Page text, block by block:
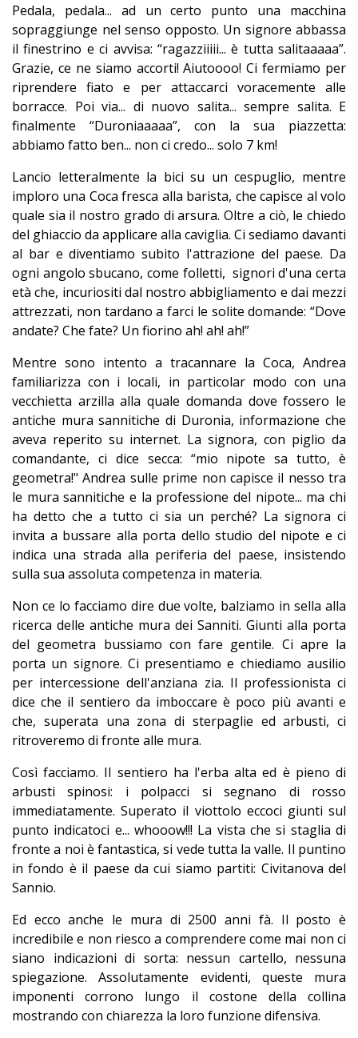
Pedala, pedala... ad un certo punto una macchina
sopraggiunge nel senso opposto. Un signore abbassa
il finestrino e ci avvisa: “ragazziiiii... è tutta salitaaaaa”.
Grazie, ce ne siamo accorti! Aiutoooo! Ci fermiamo per
riprendere fiato e per attaccarci voracemente alle
borracce. Poi via... di nuovo salita... sempre salita. E
finalmente “Duroniaaaaa”, con la sua piazzetta:
abbiamo fatto ben... non ci credo... solo 7 km!
Lancio letteralmente la bici su un cespuglio, mentre
imploro una Coca fresca alla barista, che capisce al volo
quale sia il nostro grado di arsura. Oltre a ciò, le chiedo
del ghiaccio da applicare alla caviglia. Ci sediamo davanti
al bar e diventiamo subito l'attrazione del paese. Da
ogni angolo sbucano, come folletti, signori d'una certa
età che, incuriositi dal nostro abbigliamento e dai mezzi
attrezzati, non tardano a farci le solite domande: “Dove
andate? Che fate? Un fiorino ah! ah! ah!”
Mentre sono intento a tracannare la Coca, Andrea
familiarizza con i locali, in particolar modo con una
vecchietta arzilla alla quale domanda dove fossero le
antiche mura sannitiche di Duronia, informazione che
aveva reperito su internet. La signora, con piglio da
comandante, ci dice secca: “mio nipote sa tutto, è
geometra!" Andrea sulle prime non capisce il nesso tra
le mura sannitiche e la professione del nipote... ma chi
ha detto che a tutto ci sia un perché? La signora ci
invita a bussare alla porta dello studio del nipote e ci
indica una strada alla periferia del paese, insistendo
sulla sua assoluta competenza in materia.
Non ce lo facciamo dire due volte, balziamo in sella alla
ricerca delle antiche mura dei Sanniti. Giunti alla porta
del geometra bussiamo con fare gentile. Ci apre la
porta un signore. Ci presentiamo e chiediamo ausilio
per intercessione dell'anziana zia. Il professionista ci
dice che il sentiero da imboccare è poco più avanti e
che, superata una zona di sterpaglie ed arbusti, ci
ritroveremo di fronte alle mura.
Così facciamo. Il sentiero ha l'erba alta ed è pieno di
arbusti spinosi: i polpacci si segnano di rosso
immediatamente. Superato il viottolo eccoci giunti sul
punto indicatoci e... whooow!!! La vista che si staglia di
fronte a noi è fantastica, si vede tutta la valle. Il puntino
in fondo è il paese da cui siamo partiti: Civitanova del
Sannio.
Ed ecco anche le mura di 2500 anni fà. Il posto è
incredibile e non riesco a comprendere come mai non ci
siano indicazioni di sorta: nessun cartello, nessuna
spiegazione. Assolutamente evidenti, queste mura
imponenti corrono lungo il costone della collina
mostrando con chiarezza la loro funzione difensiva.